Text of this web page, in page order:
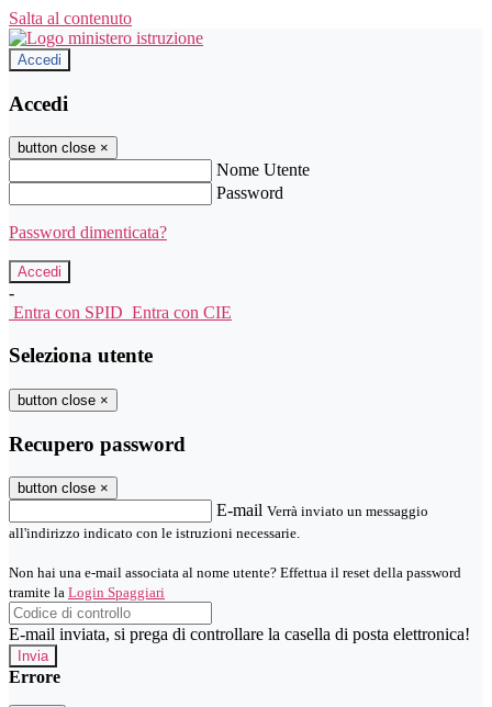
Salta al contenuto
Accedi
Accedi
button close ×
Nome Utente
Password
Password dimenticata?
-
Entra con SPID Entra con CIE
Seleziona utente
button close ×
Recupero password
button close ×
E-mail Verrà inviato un messaggio
all'indirizzo indicato con le istruzioni necessarie.
Non hai una e-mail associata al nome utente? Effettua il reset della password
tramite la Login Spaggiari
E-mail inviata, si prega di controllare la casella di posta elettronica!
Errore